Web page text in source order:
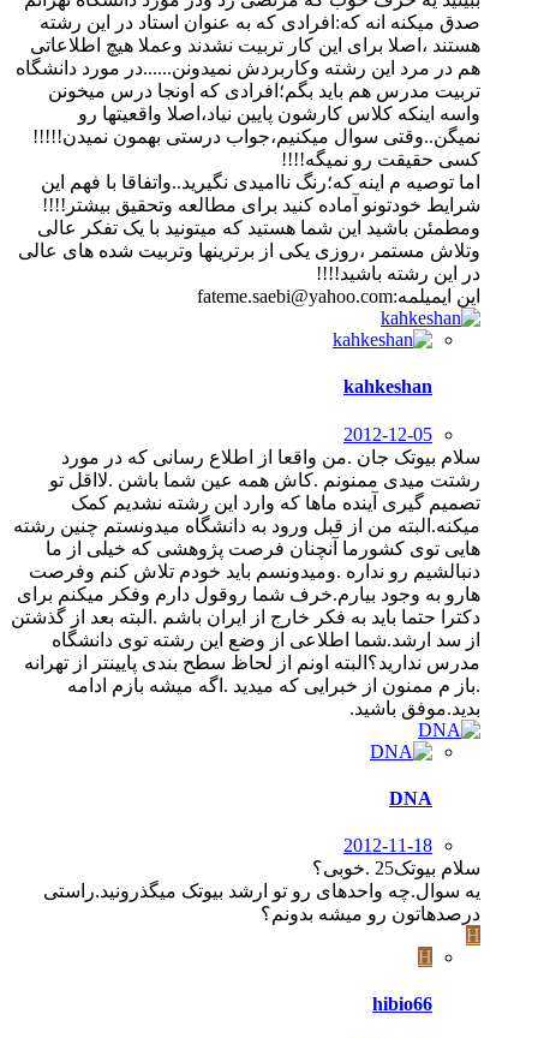
صدق میکنه انه که:افرادی که به عنوان استاد در این رشته
هستند ،اصلا برای این کار تربیت نشدند وعملا هیچ اطلاعاتی
هم در مرد این رشته وکاربردش نمیدونن......در مورد دانشگاه
تربیت مدرس هم باید بگم؛افرادی که اونجا درس میخونن
واسه اینکه کلاس کارشون پایین نیاد،اصلا واقعیتها رو
نمیگن..وقتی سوال میکنیم،جواب درستی بهمون نمیدن!!!!!
کسی حقیقت رو نمیگه!!!!
اما توصیه م اینه که؛رنگ ناامیدی نگیرید..واتفاقا با فهم این
شرایط خودتونو آماده کنید برای مطالعه وتحقیق بیشتر!!!!
ومطمئن باشید این شما هستید که میتونید با یک تفکر عالی
وتلاش مستمر ،روزی یکی از برترینها وتربیت شده های عالی
در این رشته باشید!!!!
این ایمیلمه:fateme.saebi@yahoo.com
kahkeshan
2012-12-05
سلام بیوتک جان .من واقعا از اطلاع رسانی که در مورد
رشتت میدی ممنونم .کاش همه عین شما باشن .لااقل تو
تصمیم گیری آینده ماها که وارد این رشته نشدیم کمک
میکنه.البته من از قبل ورود به دانشگاه میدونستم چنین رشته
هایی توی کشورما آنچنان فرصت پژوهشی که خیلی از ما
دنبالشیم رو نداره .ومیدونسم باید خودم تلاش کنم وفرصت
هارو به وجود بیارم.خرف شما روقول دارم وفکر میکنم برای
دکترا حتما باید به فکر خارج از ایران باشم .البته بعد از گذشتن
از سد ارشد.شما اطلاعی از وضع این رشته توی دانشگاه
مدرس ندارید؟البته اونم از لحاظ سطح بندی پایینتر از تهرانه
.باز م ممنون از خبرایی که میدید .اگه میشه بازم ادامه
بدید.موفق باشید.
DNA
2012-11-18
سلام بیوتک25 .خوبی؟
یه سوال.چه واحدهای رو تو ارشد بیوتک میگذرونید.راستی
درصدهاتون رو میشه بدونم؟
H
H
hibio66